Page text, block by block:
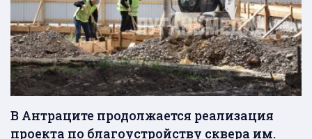
В Антраците продолжается реализация
проекта по благоустройству сквера им.